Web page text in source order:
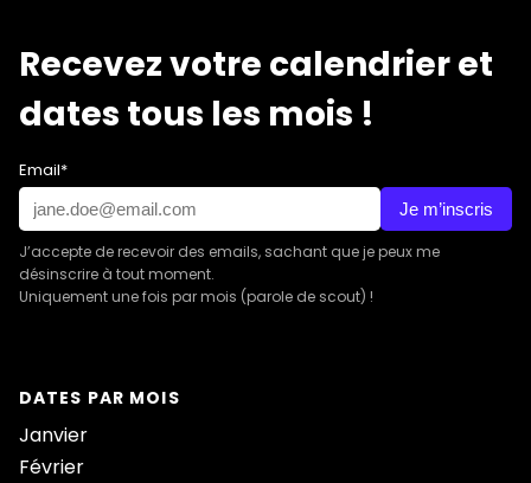
Recevez votre calendrier et
dates tous les mois !
Email*
Je m’inscris
J’accepte de recevoir des emails, sachant que je peux me
désinscrire à tout moment.
Uniquement une fois par mois (parole de scout) !
DATES PAR MOIS
Janvier
Février